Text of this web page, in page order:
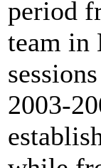
period
team in
2003-